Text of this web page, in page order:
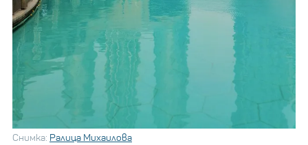
Снимка: Ралица Михаилова